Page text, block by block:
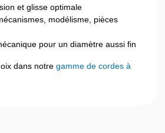
et glisse optimale
modélisme, pièces
pour un diamètre aussi fin
dans notre gamme de cordes à